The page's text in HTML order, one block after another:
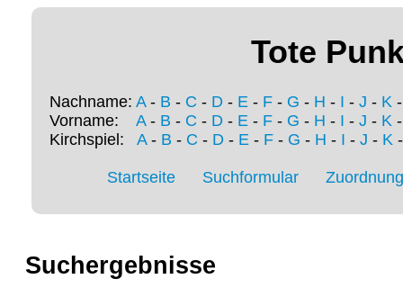
Tote
Nachname: A- B - C - D - E - F - G - H - I - J - K
Vorname: A- B - C - D - E - F - G - H - I - J - K
Kirchspiel: A- B - C - D- E- F- G - H - I - J - K
Startseite Suchformular
Suchergebnisse